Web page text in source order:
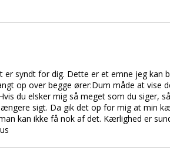
er syndt for dig. Dette er et emne jeg kan
op over begge ører:Dum måde at vise
du elsker mig så meget som du siger,
sigt. Da gik det op for mig at min
kan ikke få nok af det. Kærlighed er